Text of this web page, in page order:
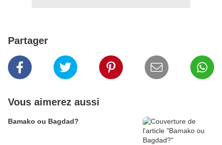
Partager
Vous aimerez aussi
Bamako ou Bagdad?